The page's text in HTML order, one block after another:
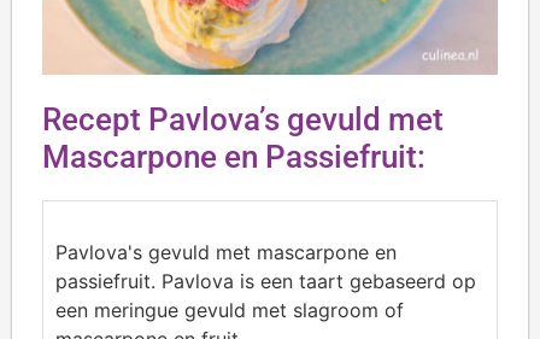
Recept Pavlova’s gevuld met
Mascarpone en Passiefruit:
Pavlova's gevuld met mascarpone en
passiefruit. Pavlova is een taart gebaseerd op
een meringue gevuld met slagroom of